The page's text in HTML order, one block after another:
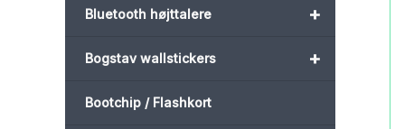
+
Bluetooth højttalere
+
Bogstav wallstickers
Bootchip / Flashkort